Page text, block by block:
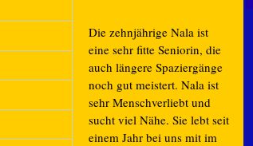
Die zehnjährige Nala ist
eine sehr fitte Seniorin, die
auch längere Spaziergänge
noch gut meistert. Nala ist
sehr Menschverliebt und
sucht viel Nähe. Sie lebt seit
einem Jahr bei uns mit im